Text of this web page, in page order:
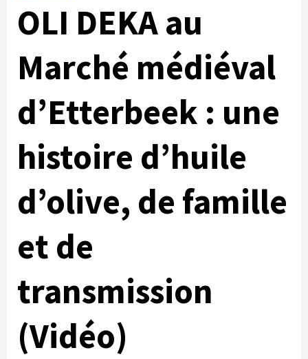
OLI DEKA au
Marché médiéval
d’Etterbeek : une
histoire d’huile
d’olive, de famille
et de
transmission
(Vidéo)